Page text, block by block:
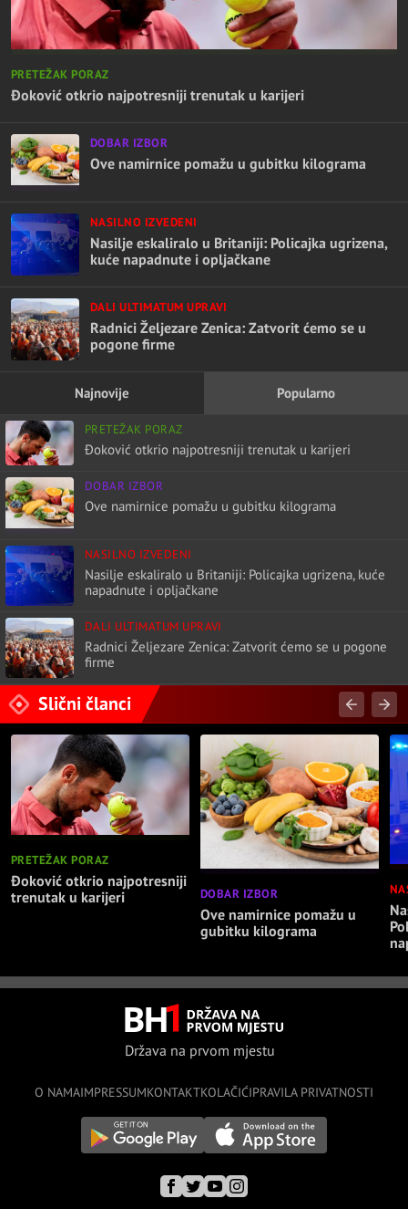
PRETEŽAK PORAZ
Đoković otkrio najpotresniji trenutak u karijeri
DOBAR IZBOR
Ove namirnice pomažu u gubitku kilograma
NASILNO IZVEDENI
Nasilje eskaliralo u Britaniji: Policajka ugrizena,
kuće napadnute i opljačkane
DALI ULTIMATUM UPRAVI
Radnici Željezare Zenica: Zatvorit ćemo se u
pogone firme
Najnovije Popularno
PRETEŽAK PORAZ
Đoković otkrio najpotresniji trenutak u karijeri
DOBAR IZBOR
Ove namirnice pomažu u gubitku kilograma
NASILNO IZVEDENI
Nasilje eskaliralo u Britaniji: Policajka ugrizena, kuće
napadnute i opljačkane
DALI ULTIMATUM UPRAVI
Radnici Željezare Zenica: Zatvorit ćemo se u pogone
firme
Slični članci
PRETEŽAK PORAZ
Đoković otkrio najpotresniji
trenutak u karijeri
DOBAR IZBOR
Ove namirnice pomažu u
gubitku kilograma
Država na prvom mjestu
O NAMAIMPRESSUMKONTAKTKOLAČIĆIPRAVILA PRIVATNOSTI